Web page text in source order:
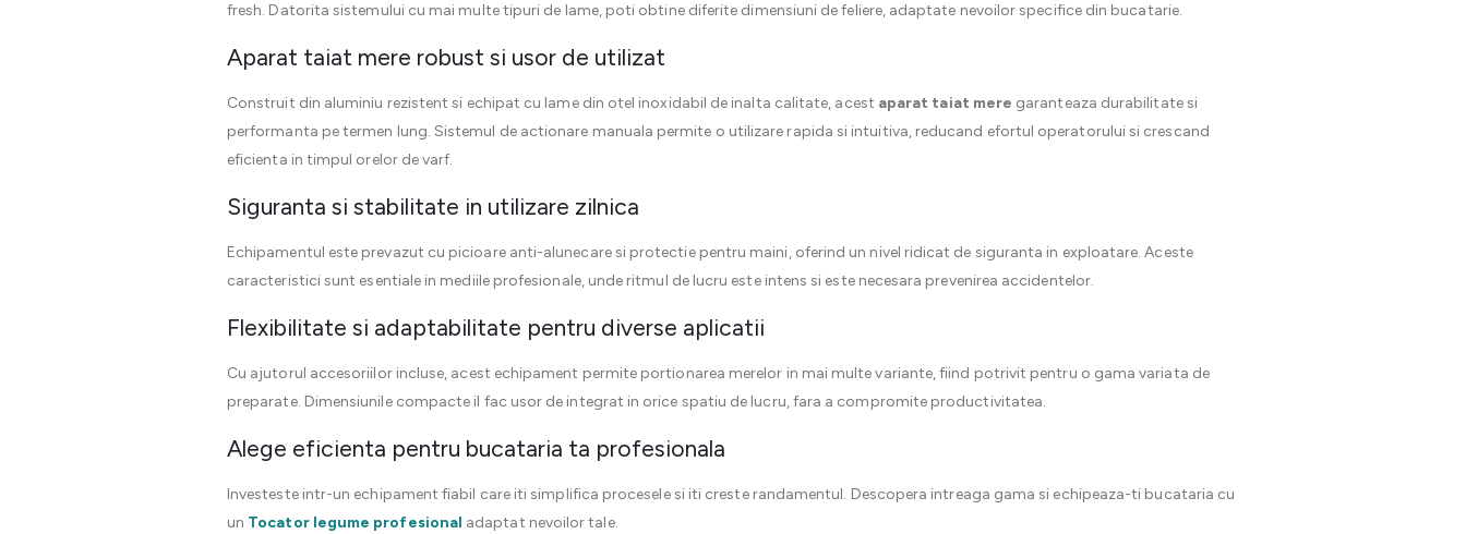
fresh. Datorita sistemului cu mai multe tipuri de lame, poti obtine diferite dimensiuni de feliere, adaptate nevoilor specifice din bucatarie.
Aparat taiat mere robust si usor de utilizat
Construit din aluminiu rezistent si echipat cu lame din otel inoxidabil de inalta calitate, acest aparat taiat mere garanteaza durabilitate si
performanta pe termen lung. Sistemul de actionare manuala permite o utilizare rapida si intuitiva, reducand efortul operatorului si crescand
eficienta in timpul orelor de varf.
Siguranta si stabilitate in utilizare zilnica
Echipamentul este prevazut cu picioare anti-alunecare si protectie pentru maini, oferind un nivel ridicat de siguranta in exploatare. Aceste
caracteristici sunt esentiale in mediile profesionale, unde ritmul de lucru este intens si este necesara prevenirea accidentelor.
Flexibilitate si adaptabilitate pentru diverse aplicatii
Cu ajutorul accesoriilor incluse, acest echipament permite portionarea merelor in mai multe variante, fiind potrivit pentru o gama variata de
preparate. Dimensiunile compacte il fac usor de integrat in orice spatiu de lucru, fara a compromite productivitatea.
Alege eficienta pentru bucataria ta profesionala
Investeste intr-un echipament fiabil care iti simplifica procesele si iti creste randamentul. Descopera intreaga gama si echipeaza-ti bucataria cu
un Tocator legume profesional adaptat nevoilor tale.